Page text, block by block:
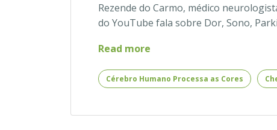
Rezende do Carmo, médico
do YouTube fala sobre Dor, Sono,
Read more
Cérebro
Cérebro Humano Processa as Cores